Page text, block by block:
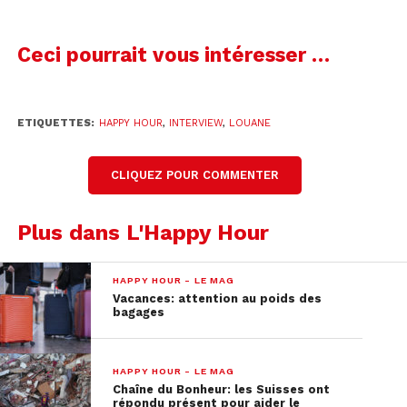
qui lui a notamment laissé le temps de devenir
maman d’une petite Esmée.
nous faire découvrir les titres préférés de son
nouvel album.
Revoir l’interview en vidéo:
Ceci pourrait vous intéresser …
ETIQUETTES: HAPPY HOUR, INTERVIEW, LOUANE
CLIQUEZ POUR COMMENTER
Plus dans L'Happy Hour
HAPPY HOUR - LE MAG
Vacances: attention au poids des
bagages
HAPPY HOUR - LE MAG
Chaîne du Bonheur: les Suisses ont
répondu présent pour aider le